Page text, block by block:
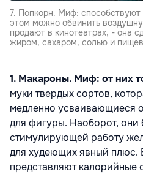
7. Попкорн. Миф:
этом можно обвинить
продают в кинотеатрах, - она
жиром, сахаром, солью и
1. Макароны. Миф: от них
муки твердых сортов,
медленно усваивающиеся
для фигуры. Наоборот, они
стимулирующей работу
для худеющих явный плюс.
представляют калорийные